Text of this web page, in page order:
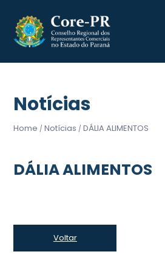
Notícias
Home / Notícias / DÁLIA ALIMENTOS
DÁLIA ALIMENTOS
Voltar